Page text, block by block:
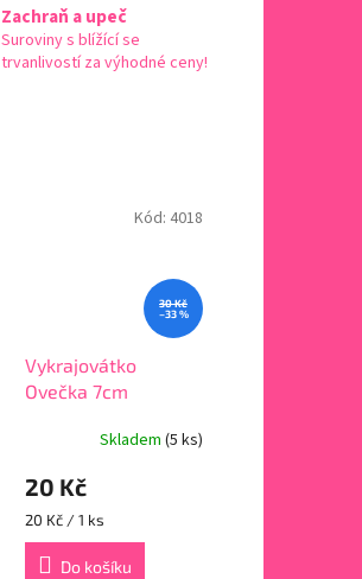
Zachraň a upeč
Suroviny s blížící se
trvanlivostí za výhodné ceny!
30 Kč
–33 %
Vykrajovátko
Ovečka 7cm
Skladem (5 ks)
20 Kč
Měrná
cena:
20 Kč / 1 ks
Do košíku
Kód: 4018